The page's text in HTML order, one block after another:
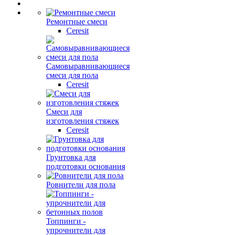
Ремонтные смеси
Ceresit
Самовыравнивающиеся
смеси для пола
Ceresit
Смеси для
изготовления стяжек
Ceresit
Грунтовка для
подготовки основания
Ровнители для пола
Топпинги -
упрочнители для